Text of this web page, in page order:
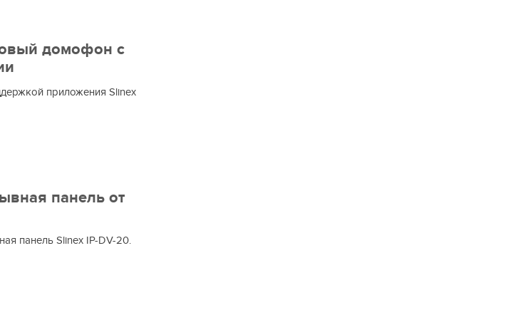
домофон с
приложения Slinex
панель от
панель Slinex IP-DV-20.